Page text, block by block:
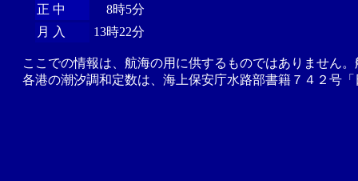
正 中
8時5分
月 入
13時22分
ここでの情報は、航海の用に供するものではありません
各港の潮汐調和定数は、海上保安庁水路部書籍７４２号